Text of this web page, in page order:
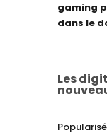
gaming
dans le
Les